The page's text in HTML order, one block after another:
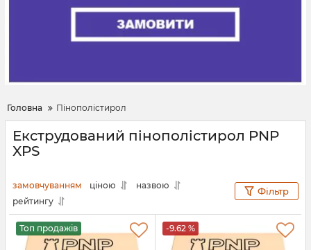
Головна Пінополістирол
Екструдований пінополістирол PNP
XPS
замовчуванням ціною
назвою
рейтингу
Фільтр
Топ продажів -9.62 %